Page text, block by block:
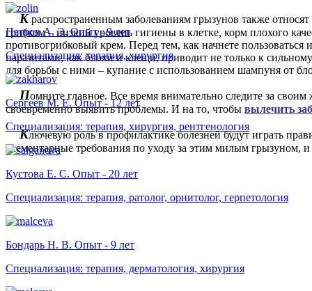
К распространенным заболеваниям грызунов также относят
грибком – низкий уровень гигиены в клетке, корм плохого
противогрибковый крем. Перед тем, как начнете пользоваться
паразитами, как блохи и клещи, приводит не только к
для борьбы с ними – купание с использованием шампуня от
Помните главное. Все время внимательно следите за
своевременно выявить проблемы. И на то, чтобы вылечить
Ключевую роль в профилактике болезней будут играть
элементарные требования по уходу за этим милым грызуном,
Петров А. Э. Опыт - 9 лет
Специализация: терапия, хирургия
Сергеев М. Е. Опыт - 12 лет
Специализация: терапия, хирургия, рентгенология
Кустова Е. С. Опыт - 20 лет
Специализация: терапия, ратолог, орнитолог, герпетология
Бондарь Н. В. Опыт - 9 лет
Специализация: терапия, дерматология, хирургия